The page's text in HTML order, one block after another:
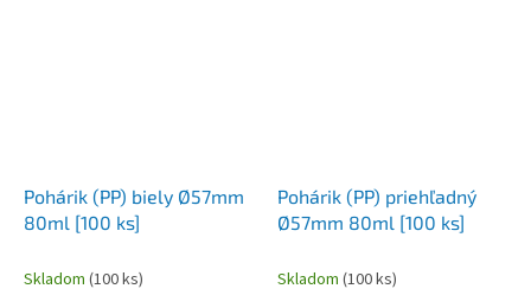
Pohárik (PP) biely Ø57mm
80ml [100 ks]
Skladom (100 ks)
Pohárik (PP) priehľadný
Ø57mm 80ml [100 ks]
Skladom (100 ks)